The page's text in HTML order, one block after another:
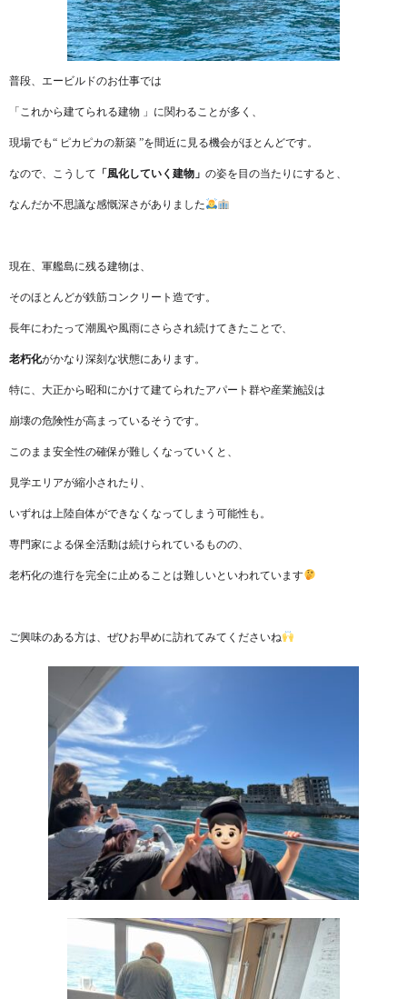
普段、エービルドのお仕事では
「これから建てられる建物 」に関わることが多く、
現場でも“ ピカピカの新築 ”を間近に見る機会がほとんどです。
なので、こうして 「風化していく建物」 の姿を目の当たりにすると、
なんだか不思議な感慨深さがありました
現在、軍艦島に残る建物は、
そのほとんどが鉄筋コンクリート造です。
長年にわたって潮風や風雨にさらされ続けてきたことで、
老朽化がかなり深刻な状態にあります。
特に、大正から昭和にかけて建てられたアパート群や産業施設は
崩壊の危険性が高まっているそうです。
このまま安全性の確保が難しくなっていくと、
見学エリアが縮小されたり、
いずれは上陸自体ができなくなってしまう可能性も。
専門家による保全活動は続けられているものの、
老朽化の進行を完全に止めることは難しいといわれています
ご興味のある方は、ぜひお早めに訪れてみてくださいね